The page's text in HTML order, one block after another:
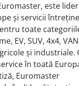
este lider
și servicii
toate
EV, SUV, 4x4,
și industriale.
în toată
Euromaster